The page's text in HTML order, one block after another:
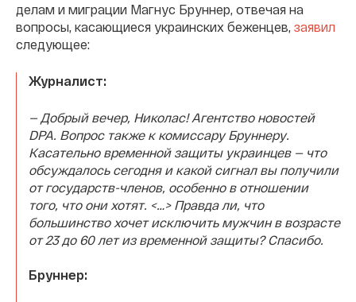
делам и миграции Магнус Бруннер, отвечая на
вопросы, касающиеся украинских беженцев, заявил
следующее:
Журналист:
— Добрый вечер, Николас! Агентство новостей
DPA. Вопрос также к комиссару Бруннеру.
Касательно временной защиты украинцев — что
обсуждалось сегодня и какой сигнал вы получили
от государств-членов, особенно в отношении
того, что они хотят. <…> Правда ли, что
большинство хочет исключить мужчин в возрасте
от 23 до 60 лет из временной защиты? Спасибо.
Бруннер: